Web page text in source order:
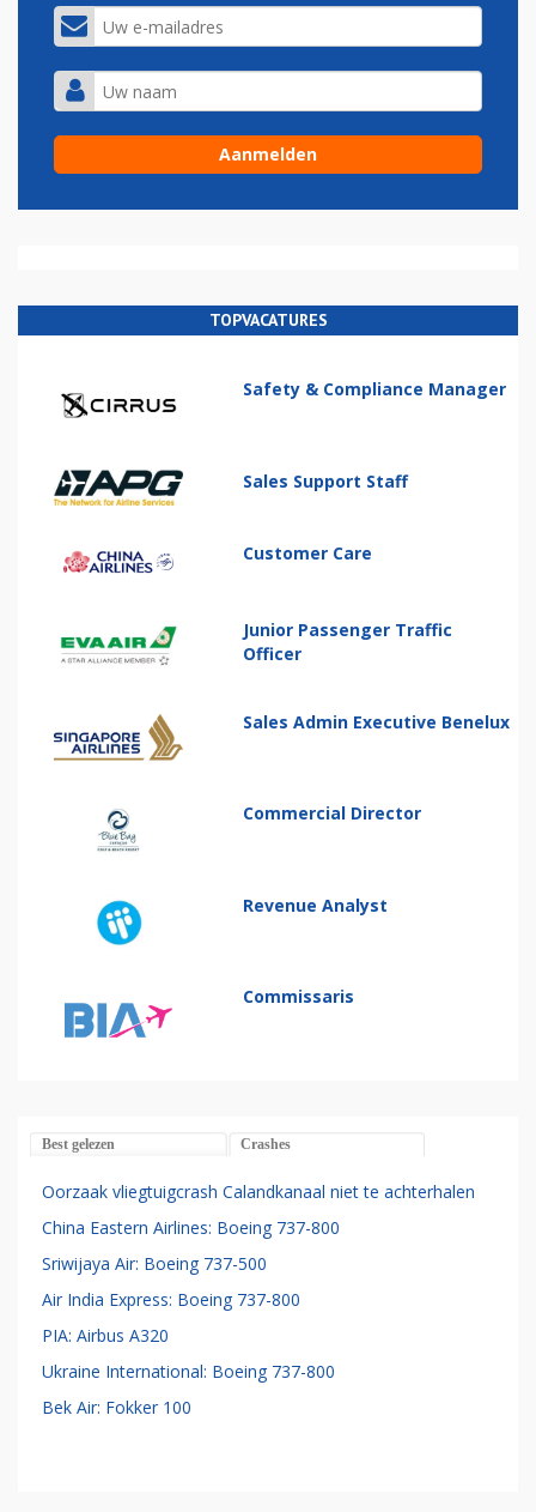
TOPVACATURES
Safety & Compliance Manager
Sales Support Staff
Customer Care
Junior Passenger Traffic
Officer
Sales Admin Executive Benelux
Commercial Director
Revenue Analyst
Commissaris
Best gelezen Crashes
Oorzaak vliegtuigcrash Calandkanaal niet te achterhalen
China Eastern Airlines: Boeing 737-800
Sriwijaya Air: Boeing 737-500
Air India Express: Boeing 737-800
PIA: Airbus A320
Ukraine International: Boeing 737-800
Bek Air: Fokker 100